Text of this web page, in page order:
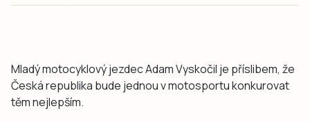
Mladý motocyklový jezdec Adam Vyskočil je příslibem, že
Česká republika bude jednou v motosportu konkurovat
těm nejlepším.